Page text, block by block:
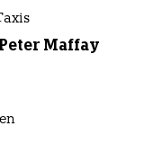
Maffay